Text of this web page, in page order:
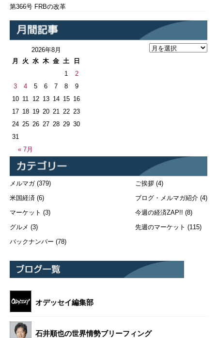
第366号 FRBの改革
2026年8月
月
火 水 木 金 土 日
« 7月
1
2
3
4 5 6 7 8
9
10 11 12 13 14 15 16
17 18 19 20 21 22 23
24 25 26 27 28 29 30
31
メルマガ(379)
米国経済 (6)
マーケット (3)
グルメ (3)
バックナンバー (78)
ご挨拶 (4)
ブログ・メルマガ紹介 (4)
今週の経済ZAP!! (8)
先週のマーケット (115)
オデッセイ編集部
石井順也の世界情勢ブリーフィング